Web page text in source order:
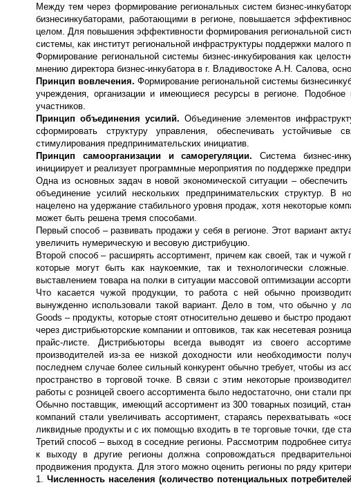
Между тем через формирование региональных систем бизнес-
бизнесинкубаторами, работающими в регионе, повышается
целом. Для повышения эффективности формирования региональной
системы, как институт региональной инфраструктуры поддержки малого
Формирование региональной системы бизнес-инкубирования как
мнению директора бизнес-инкубатора в г. Владивостоке А.Н. Салова,
Принцип вовлечения. Формирование региональной системы
учреждения, организации и имеющиеся ресурсы в регионе. Подобное
участников.
Принцип объединения усилий. Объединение элементов
сформировать структуру управления, обеспечивать
стимулирования предпринимательских инициатив.
Принцип самоорганизации и саморегуляции.Система бизнес-
инициирует и реализует программные мероприятия по поддержке
Одна из основных задач в новой экономической ситуации –
объединение усилий нескольких предпринимательских структур. В
нацелено на удержание стабильного уровня продаж, хотя некоторые
может быть решена тремя способами.
Первый способ – развивать продажи у себя в регионе. Этот вариант
увеличить нумерическую и весовую дистрибуцию.
Второй способ – расширять ассортимент, причем как своей, так и
которые могут быть как наукоемкие, так и технологически
выставлением товара на полки в ситуации массовой оптимизации
Что касается чужой продукции, то работа с ней обычно
вынужденно использовали такой вариант. Дело в том, что обычно у
Goods – продукты, которые стоят относительно дешево и быстро
через дистрибьюторские компании и оптовиков, так как несетевая
прайс-листе. Дистрибьюторы всегда выводят из своего
производителей из-за ее низкой доходности или необходимости
последнем случае более сильный конкурент обычно требует, чтобы из
пространство в торговой точке. В связи с этим некоторые
работы с розницей своего ассортимента было недостаточно, они стали
Обычно поставщик, имеющий ассортимент из 300 товарных позиций,
компаний стали увеличивать ассортимент, стараясь перехватывать
ликвидные продукты и с их помощью входить в те торговые точки, где
Третий способ – выход в соседние регионы. Рассмотрим подробнее
к выходу в другие регионы должна сопровождаться
продвижения продукта. Для этого можно оценить регионы по ряду
1. Численность населения (количество потенциальных